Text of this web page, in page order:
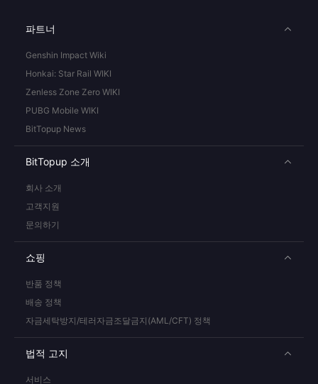
파트너
Genshin Impact Wiki
Honkai: Star Rail WIKI
Zenless Zone Zero WIKI
PUBG Mobile WIKI
BitTopup News
BitTopup 소개
회사 소개
고객지원
문의하기
쇼핑
반품 정책
배송 정책
자금세탁방지/테러자금조달금지(AML/CFT) 정책
법적 고지
서비스